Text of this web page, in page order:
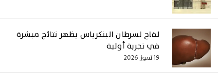
Podcast
من نحن
البحث
عن:
لقاح لسرطان البنكرياس يظهر نتائج مبشرة
في تجربة أولية
19 تموز 2026